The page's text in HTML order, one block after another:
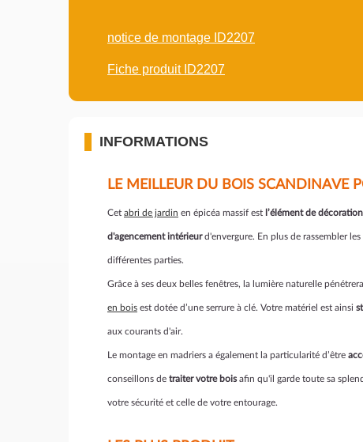
notice de montage ID2207
Fiche produit ID2207
INFORMATIONS
LE MEILLEUR DU BOIS SCANDINAVE
Cet abri de jardin en épicéa massif est l’élément de
d'agencement intérieurd'envergure. En plus de rassembler
différentes parties.
Grâce à ses deux belles fenêtres, la lumière naturelle
en bois est dotée d’une serrure à clé. Votre matériel est ainsi
aux courants d'air.
Le montage en madriers a également la particularité d’être
conseillons de traiter votre boisafin qu'il garde toute sa
votre sécurité et celle de votre entourage.